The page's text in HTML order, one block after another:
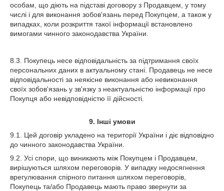
особам, що діють на підставі договору з Продавцем, у тому
числі і для виконання зобов'язань перед Покупцем, а також у
випадках, коли розкриття такої інформації встановлено
вимогами чинного законодавства України.
8.3. Покупець несе відповідальність за підтримання своїх
персональних даних в актуальному стані. Продавець не несе
відповідальності за неякісне виконання або невиконання
своїх зобов'язань у зв'язку з неактуальністю інформації про
Покупця або невідповідністю її дійсності.
9. Інші умови
9.1. Цей договір укладено на території України і діє відповідно
до чинного законодавства України.
9.2. Усі спори, що виникають між Покупцем і Продавцем,
вирішуються шляхом переговорів. У випадку недосягнення
врегулювання спірного питання шляхом переговорів,
Покупець та/або Продавець мають право звернути за